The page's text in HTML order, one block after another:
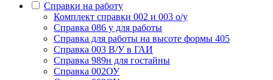
Справки на работу
Комплект справки 002 и 003 о/у
Справка 086 у для работы
Справка для работы на высоте формы 405
Справка 003 В/У в ГАИ
Справка 989н для гостайны
Справка 002ОУ